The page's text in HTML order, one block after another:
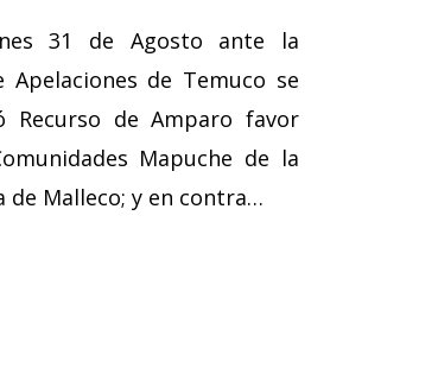
31 de Agosto ante la
Apelaciones de Temuco se
Recurso de Amparo favor
Mapuche de la
de Malleco; y en contra…